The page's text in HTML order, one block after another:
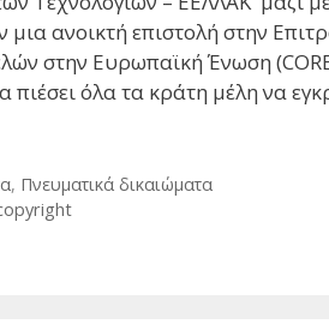
ανοικτή επιστολή στην
στην Ευρωπαϊκή Ένωση
όλα τα κράτη μέλη να
, Πνευματικά δικαιώματα